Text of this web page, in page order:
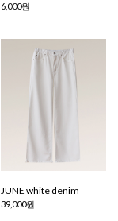
6,000원
JUNE white denim
39,000원